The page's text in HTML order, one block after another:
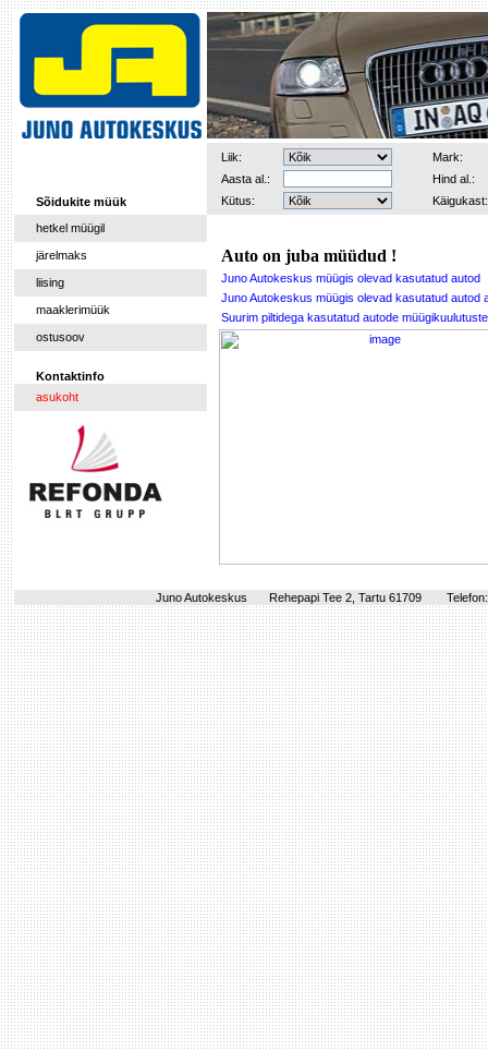
Sõidukite müük
Liik:
Mark:
Aasta al.:
Hind al.:
Kütus:
Käigukast:
hetkel müügil
järelmaks
liising
maaklerimüük
ostusoov
Kontaktinfo
asukoht
Auto on juba müüdud !
Juno Autokeskus müügis olevad kasutatud autod
Juno Autokeskus müügis olevad kasutatud autod
Suurim piltidega kasutatud autode
Juno Autokeskus Rehepapi Tee 2, Tartu 61709